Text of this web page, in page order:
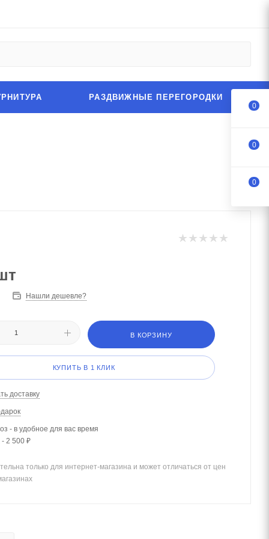
РАЗДВИЖНЫЕ ПЕРЕГОРОДКИ
Нашли дешевле?
В КОРЗИНУ
КУПИТЬ В 1 КЛИК
доставку
- в удобное для вас время
- 2 500 ₽
только для интернет-магазина и может отличаться от цен
0
0
0